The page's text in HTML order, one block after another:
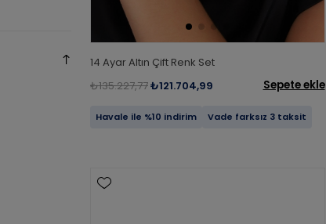
14 Ayar Altın Çift Renk Set
₺135.227,77₺121.704,99 Sepete ekle
Havale ile %10 indirim Vade farksız 3 taksit